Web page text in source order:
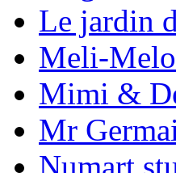
Le jardin
Meli-
Mimi &
Mr
Numart